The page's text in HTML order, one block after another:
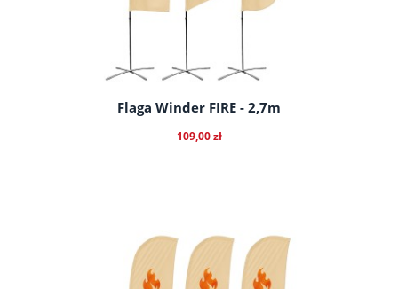
Flaga Winder FIRE - 2,7m
109,00 zł
do koszyka